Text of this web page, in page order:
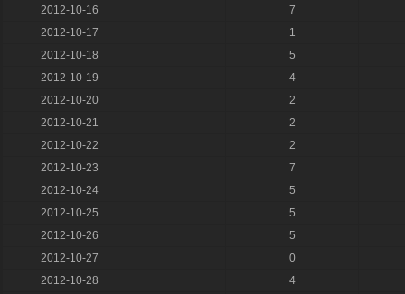
2012-10-16
7
2012-10-17
1
2012-10-18
5
2012-10-19
4
2012-10-20
2
2012-10-21
2
2012-10-22
2
2012-10-23
7
2012-10-24
5
2012-10-25
5
2012-10-26
5
2012-10-27
0
2012-10-28
4